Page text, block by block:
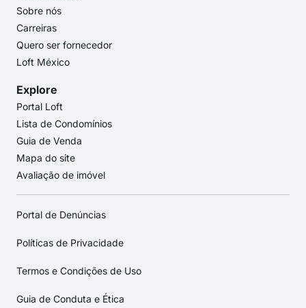
Sobre nós
Carreiras
Quero ser fornecedor
Loft México
Explore
Portal Loft
Lista de Condomínios
Guia de Venda
Mapa do site
Avaliação de imóvel
Portal de Denúncias
Políticas de Privacidade
Termos e Condições de Uso
Guia de Conduta e Ética